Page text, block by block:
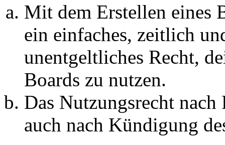
Mit dem Erstellen eines
ein einfaches, zeitlich
unentgeltliches Recht,
Boards zu nutzen.
Das Nutzungsrecht
auch nach Kündigung